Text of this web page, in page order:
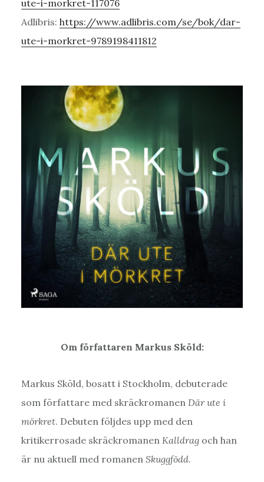
ute-i-morkret-117076
Adlibris: https://www.adlibris.com/se/bok/dar-
ute-i-morkret-9789198411812
Om författaren Markus Sköld:
Markus Sköld, bosatt i Stockholm, debuterade
som författare med skräckromanen Där ute i
mörkret. Debuten följdes upp med den
kritikerrosade skräckromanen Kalldragoch han
är nu aktuell med romanen Skuggfödd.